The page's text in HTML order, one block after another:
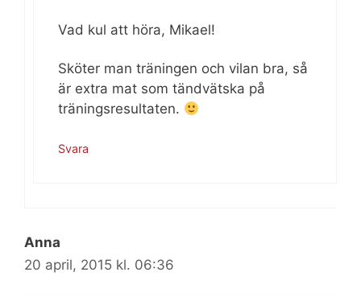
Vad kul att höra, Mikael!
Sköter man träningen och vilan bra, så
är extra mat som tändvätska på
träningsresultaten.
Svara
Anna
20 april, 2015 kl. 06:36